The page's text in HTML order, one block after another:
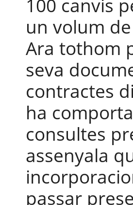
100 canvis
un volum
Ara tothom
seva
contractes
ha
consultes
assenyala
passar